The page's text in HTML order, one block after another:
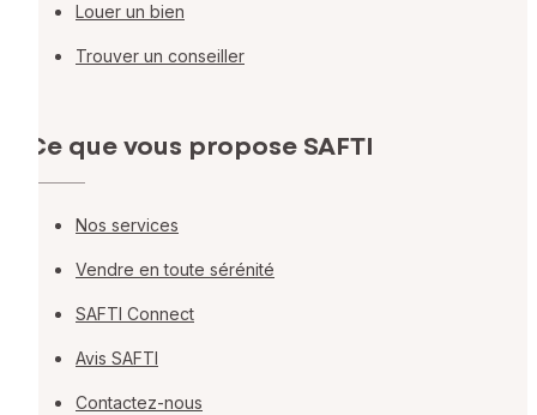
Louer un bien
Trouver un conseiller
Ce que vous propose SAFTI
Nos services
Vendre en toute sérénité
SAFTI Connect
Avis SAFTI
Contactez-nous